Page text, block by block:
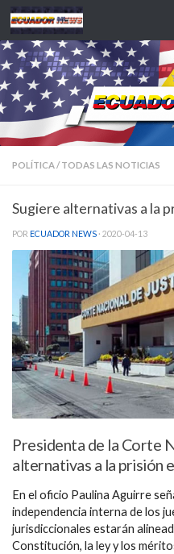
Saltar al contenido
POLÍTICA/ TODAS LAS NOTICIAS
Sugiere alternativas a la
POR ECUADOR NEWS · 2020-04-13
Presidenta de la Corte
alternativas a la prisión
En el oficio Paulina Aguirre
independencia interna de los
jurisdiccionales estarán
Constitución, la ley y los